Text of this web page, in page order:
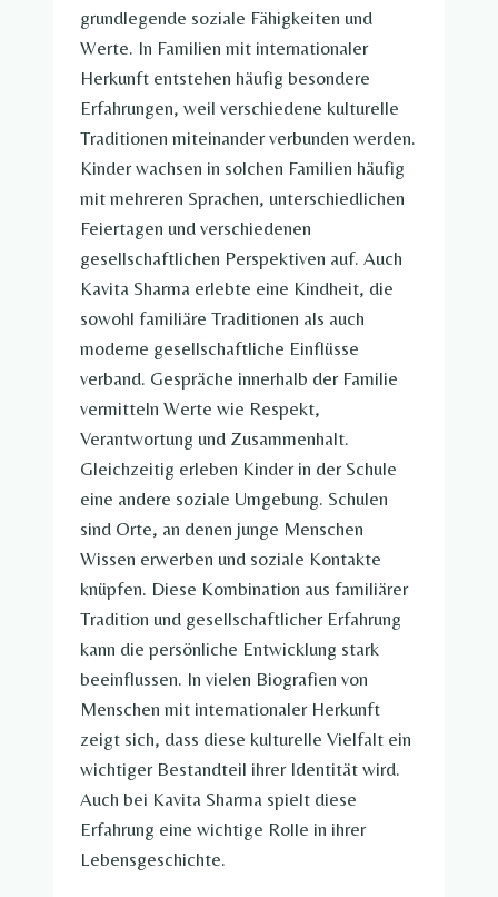
grundlegende soziale Fähigkeiten und
Werte. In Familien mit internationaler
Herkunft entstehen häufig besondere
Erfahrungen, weil verschiedene kulturelle
Traditionen miteinander verbunden werden.
Kinder wachsen in solchen Familien häufig
mit mehreren Sprachen, unterschiedlichen
Feiertagen und verschiedenen
gesellschaftlichen Perspektiven auf. Auch
Kavita Sharma erlebte eine Kindheit, die
sowohl familiäre Traditionen als auch
moderne gesellschaftliche Einflüsse
verband. Gespräche innerhalb der Familie
vermitteln Werte wie Respekt,
Verantwortung und Zusammenhalt.
Gleichzeitig erleben Kinder in der Schule
eine andere soziale Umgebung. Schulen
sind Orte, an denen junge Menschen
Wissen erwerben und soziale Kontakte
knüpfen. Diese Kombination aus familiärer
Tradition und gesellschaftlicher Erfahrung
kann die persönliche Entwicklung stark
beeinflussen. In vielen Biografien von
Menschen mit internationaler Herkunft
zeigt sich, dass diese kulturelle Vielfalt ein
wichtiger Bestandteil ihrer Identität wird.
Auch bei Kavita Sharma spielt diese
Erfahrung eine wichtige Rolle in ihrer
Lebensgeschichte.